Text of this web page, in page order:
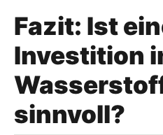
Fazit: Ist
Investition
sinnvoll?